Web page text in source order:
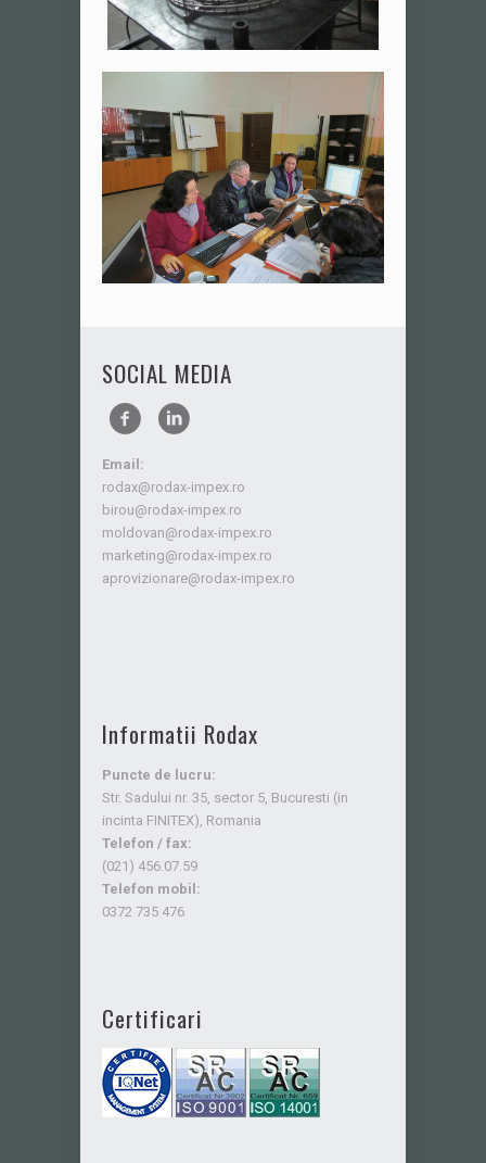
SOCIAL MEDIA
Email:
rodax@rodax-impex.ro
birou@rodax-impex.ro
moldovan@rodax-impex.ro
marketing@rodax-impex.ro
aprovizionare@rodax-impex.ro
Informatii Rodax
Puncte de lucru:
Str. Sadului nr. 35, sector 5, Bucuresti (in
incinta FINITEX), Romania
Telefon / fax:
(021) 456.07.59
Telefon mobil:
0372 735 476
Certificari